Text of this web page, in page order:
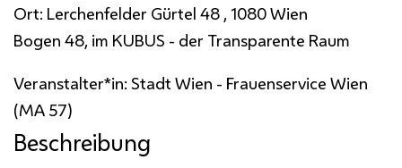
Ort: Lerchenfelder Gürtel 48 , 1080 Wien
Bogen 48, im KUBUS - der Transparente Raum
Veranstalter*in: Stadt Wien - Frauenservice Wien
(MA 57)
Beschreibung